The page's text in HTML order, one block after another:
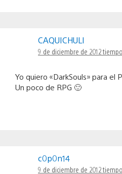
CAQUICHULI
9 de diciembre de 2012
Yo quiero «DarkSouls» para el
Un poco de RPG 🙂
c0p0n14
9 de diciembre de 2012